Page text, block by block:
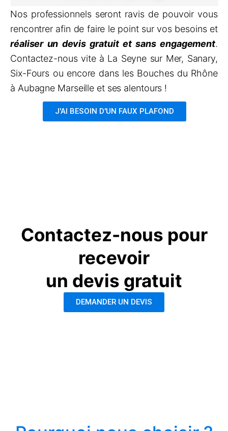
Nos professionnels seront ravis de pouvoir vous
rencontrer afin de faire le point sur vos besoins et
réaliser un devis gratuit et sans engagement.
Contactez-nous vite à La Seyne sur Mer, Sanary,
Six-Fours ou encore dans les Bouches du Rhône
à Aubagne Marseille et ses alentours !
J'AI BESOIN D'UN FAUX PLAFOND
Contactez-nous pour
recevoir
un devis gratuit
DEMANDER UN DEVIS